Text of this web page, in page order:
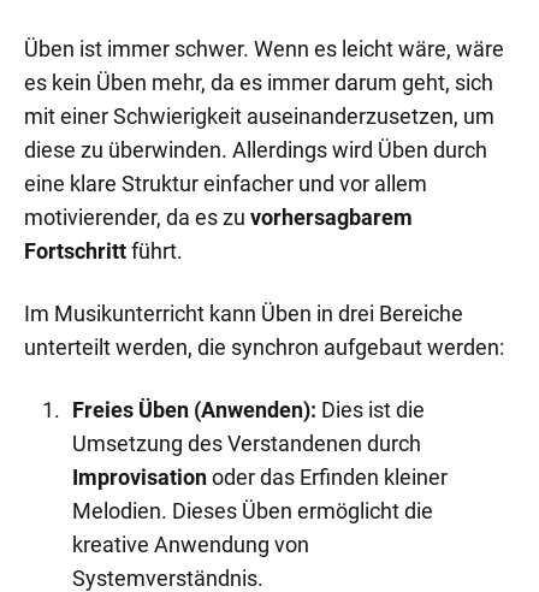
Üben ist immer schwer. Wenn es leicht wäre, wäre
es kein Üben mehr, da es immer darum geht, sich
mit einer Schwierigkeit auseinanderzusetzen, um
diese zu überwinden. Allerdings wird Üben durch
eine klare Struktur einfacher und vor allem
motivierender, da es zu vorhersagbarem
Fortschrittführt.
Im Musikunterricht kann Üben in drei Bereiche
unterteilt werden, die synchron aufgebaut werden:
Freies Üben (Anwenden): Dies ist die
Umsetzung des Verstandenen durch
Improvisationoder das Erfinden kleiner
Melodien. Dieses Üben ermöglicht die
kreative Anwendung von
Systemverständnis.